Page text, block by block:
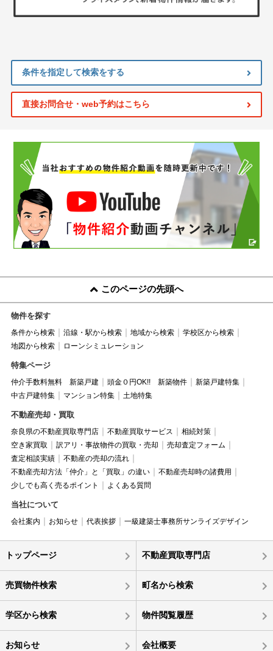
条件を指定して検索をする
直接お問合せ・web予約はこちら
このページの先頭へ
物件を探す
条件から検索 沿線・駅から検索 地域から検索
学校区から検索
地図から検索
ローンシミュレーション
特集ページ
仲介手数料無料 新築戸建 頭金０円OK!! 新築物件
新築戸建特集
中古戸建特集
マンション特集 土地特集
不動産売却・買取
奈良県の不動産買取専門店 不動産買取サービス
相続対策
空き家買取
訳アリ・事故物件の買取・売却
売却査定フォーム
査定相談実績
不動産の売却の流れ
不動産売却方法「仲介」と「買取」の違い
不動産売却時の諸費用
少しでも高く売るポイント
よくある質問
当社について
会社案内 お知らせ 代表挨拶 一級建築士事務所サンライズデザイン
トップページ 不動産買取専門店
売買物件検索 町名から検索
学区から検索 物件閲覧履歴
お知らせ 会社概要